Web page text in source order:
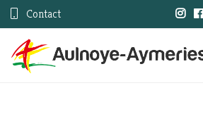
Contact